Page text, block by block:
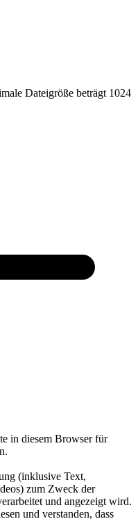
Dateigröße beträgt 1024
in diesem Browser für
(inklusive Text,
zum Zweck der
und angezeigt wird.
und verstanden, dass